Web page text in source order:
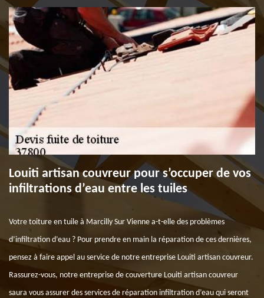
Louiti artisan couvreur pour s’occuper de vos
infiltrations d’eau entre les tuiles
Votre toiture en tuile à Marcilly Sur Vienne a-t-elle des problèmes
d’infiltration d’eau ? Pour prendre en main la réparation de ces dernières,
pensez à faire appel au service de notre entreprise Louiti artisan couvreur.
Rassurez-vous, notre entreprise de couverture Louiti artisan couvreur
saura vous assurer des services de réparation infiltration d’eau qui seront